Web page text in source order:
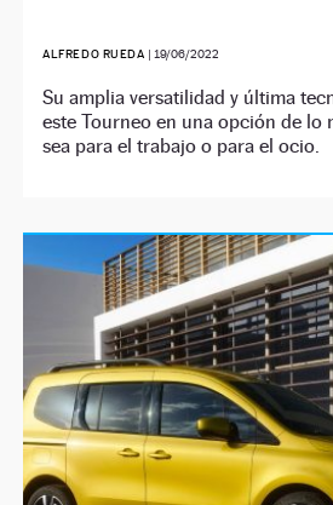
ALFREDO RUEDA | 19/06/2022
Su amplia versatilidad y última
este Tourneo en una opción de lo
sea para el trabajo o para el ocio.